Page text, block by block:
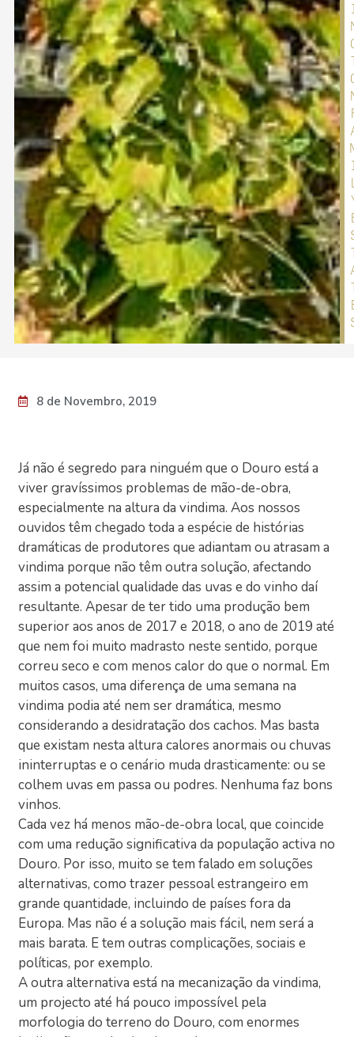
8 de Novembro, 2019
Já não é segredo para ninguém que o Douro está a
viver gravíssimos problemas de mão-de-obra,
especialmente na altura da vindima. Aos nossos
ouvidos têm chegado toda a espécie de histórias
dramáticas de produtores que adiantam ou atrasam a
vindima porque não têm outra solução, afectando
assim a potencial qualidade das uvas e do vinho daí
resultante. Apesar de ter tido uma produção bem
superior aos anos de 2017 e 2018, o ano de 2019 até
que nem foi muito madrasto neste sentido, porque
correu seco e com menos calor do que o normal. Em
muitos casos, uma diferença de uma semana na
vindima podia até nem ser dramática, mesmo
considerando a desidratação dos cachos. Mas basta
que existam nesta altura calores anormais ou chuvas
ininterruptas e o cenário muda drasticamente: ou se
colhem uvas em passa ou podres. Nenhuma faz bons
vinhos.
Cada vez há menos mão-de-obra local, que coincide
com uma redução significativa da população activa no
Douro. Por isso, muito se tem falado em soluções
alternativas, como trazer pessoal estrangeiro em
grande quantidade, incluindo de países fora da
Europa. Mas não é a solução mais fácil, nem será a
mais barata. E tem outras complicações, sociais e
políticas, por exemplo.
A outra alternativa está na mecanização da vindima,
um projecto até há pouco impossível pela
morfologia do terreno do Douro, com enormes